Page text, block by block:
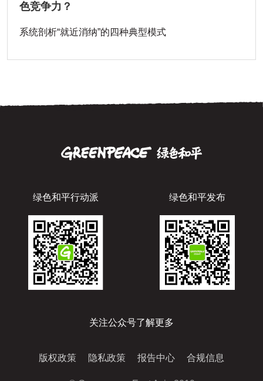
色竞争力？
系统剖析“就近消纳”的四种典型模式
绿色和平行动派 绿色和平发布
关注公众号了解更多
版权政策 隐私政策 报告中心 合规信息